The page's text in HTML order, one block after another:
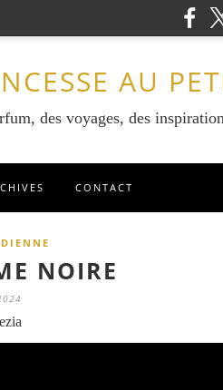
AU
des voyages, des
CONTACT
NOIRE